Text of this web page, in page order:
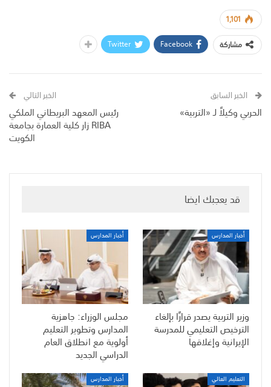
1,101
مشاركة
Facebook
Twitter
الخبر السابق
الحربي وكيلاً لـ «التربية»
الخبر التالي
رئيس المعهد البريطاني الملكي
RIBA زار كلية العمارة بجامعة
الكويت
قد يعجبك ايضا
أخبار المدارس
وزير التربية يصدر قرارًا بإلغاء
الترخيص التعليمي للمدرسة
الإيرانية وإغلاقها
أخبار المدارس
مجلس الوزراء: جاهزية
المدارس وتطوير التعليم
أولوية مع انطلاق العام
الدراسي الجديد
التعليم العالي أخبار المدارس